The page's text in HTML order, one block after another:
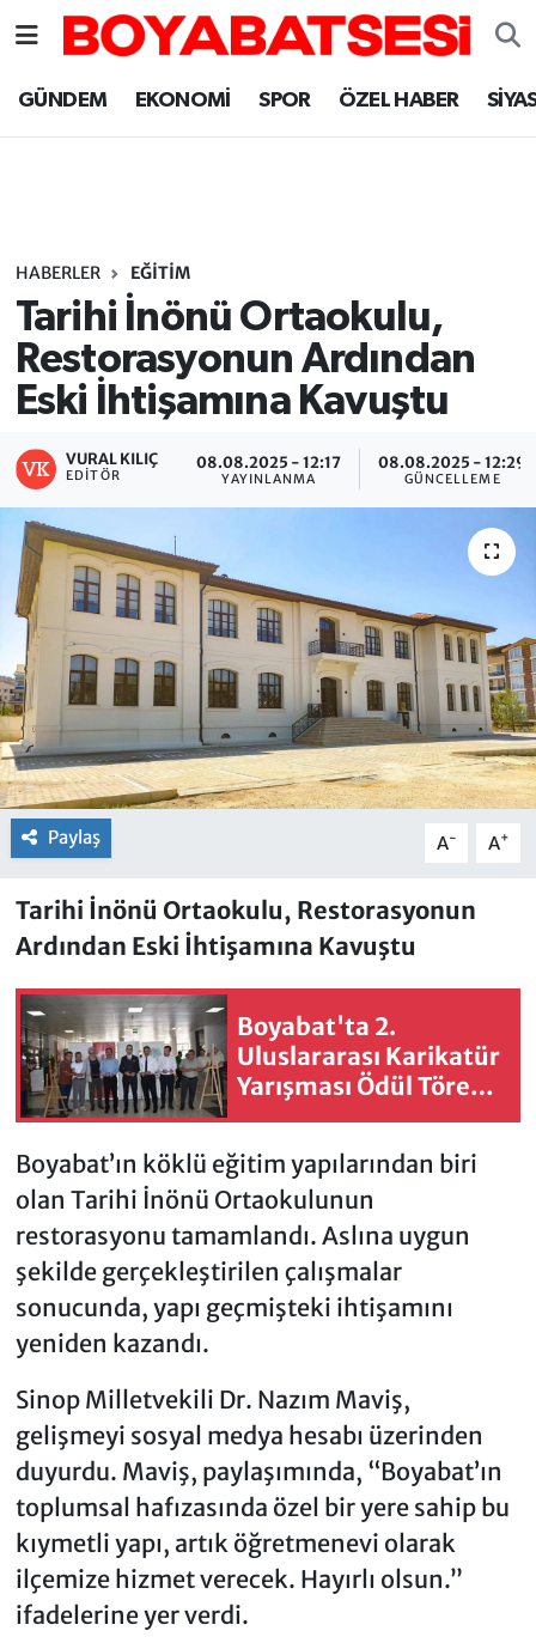
GÜNDEM EKONOMİ SPOR ÖZEL HABER
HABERLER EĞİTİM
Tarihi İnönü Ortaokulu,
Restorasyonun Ardından
Eski İhtişamına Kavuştu
VURAL KILIÇ
EDITÖR
08.08.2025 - 12:17
YAYINLANMA
08.08.2025 - 12:29
GÜNCELLEME
Paylaş A- A+
Tarihi İnönü Ortaokulu, Restorasyonun
Ardından Eski İhtişamına Kavuştu
Boyabat'ta 2.
Uluslararası Karikatür
Yarışması Ödül Töreni
düzenlendi
Boyabat’ın köklü eğitim yapılarından biri
olan Tarihi İnönü Ortaokulunun
restorasyonu tamamlandı. Aslına uygun
şekilde gerçekleştirilen çalışmalar
sonucunda, yapı geçmişteki ihtişamını
yeniden kazandı.
Sinop Milletvekili Dr. Nazım Maviş,
gelişmeyi sosyal medya hesabı üzerinden
duyurdu. Maviş, paylaşımında, “Boyabat’ın
toplumsal hafızasında özel bir yere sahip bu
kıymetli yapı, artık öğretmenevi olarak
ilçemize hizmet verecek. Hayırlı olsun.”
ifadelerine yer verdi.
Sinop Nöbetçi Eczaneler
Sinop Trafik Yoğunluk Haritası
Süper Lig Puan Durumu ve Fikstür
Tüm Manşetler
Son Dakika Haberleri